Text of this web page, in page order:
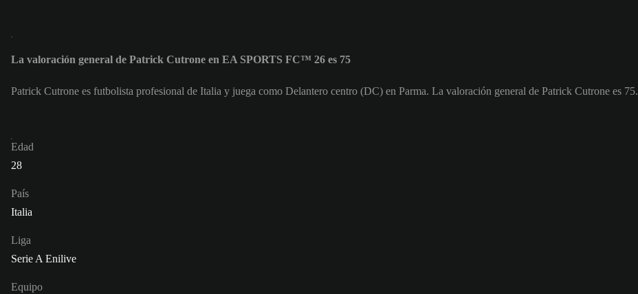
La valoración general de Patrick Cutrone en EA SPORTS FC™ 26 es 75
Patrick Cutrone es futbolista profesional de Italia y juega como Delantero centro (DC) en Parma. La valoración general de Patrick Cutrone es 75.
Edad
28
País
Italia
Liga
Serie A Enilive
Equipo